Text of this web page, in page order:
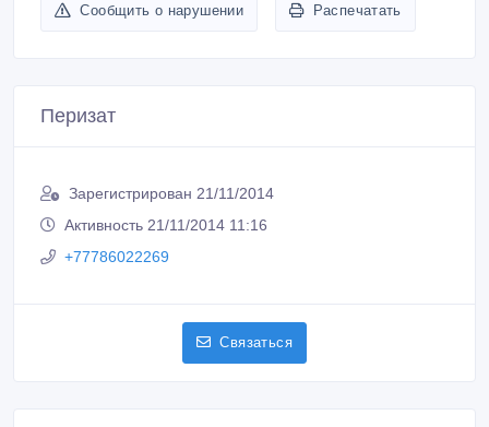
Сообщить о нарушении Распечатать
Перизат
Зарегистрирован 21/11/2014
Активность 21/11/2014 11:16
+77786022269
Связаться